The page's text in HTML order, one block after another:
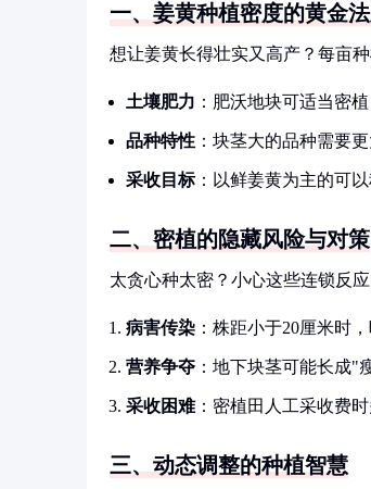
一、姜黄种植密度的黄金法
想让姜黄长得壮实又高产？每亩
土壤肥力 ：肥沃地块可适当密
品种特性 ：块茎大的品种需要
采收目标：以鲜姜黄为主的可
二、密植的隐藏风险与对策
太贪心种太密？小心这些连锁反应
病害传染 ：株距小于20厘米时
营养争夺 ：地下块茎可能长成"
采收困难：密植田人工采收费
三、动态调整的种植智慧